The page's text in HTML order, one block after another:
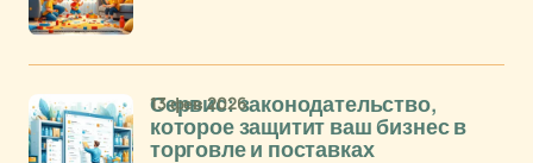
Сервис: законодательство,
которое защитит ваш бизнес в
торговле и поставках
13 фев 2026